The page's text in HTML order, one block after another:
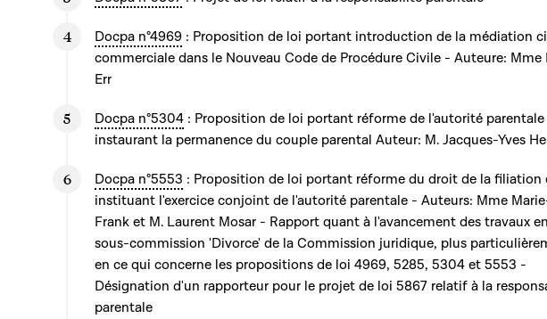
Docpa n°4969 : Proposition de loi portant introduction de la médiation
commerciale dans le Nouveau Code de Procédure Civile - Auteure: Mme
Err
Docpa n°5304 : Proposition de loi portant réforme de l'autorité
instaurant la permanence du couple parental Auteur: M. Jacques-Yves
Docpa n°5553 : Proposition de loi portant réforme du droit de la filiation
instituant l'exercice conjoint de l'autorité parentale - Auteurs: Mme
Frank et M. Laurent Mosar - Rapport quant à l'avancement des travaux
sous-commission 'Divorce' de la Commission juridique, plus
en ce qui concerne les propositions de loi 4969, 5285, 5304 et 5553 -
Désignation d'un rapporteur pour le projet de loi 5867 relatif à la
parentale